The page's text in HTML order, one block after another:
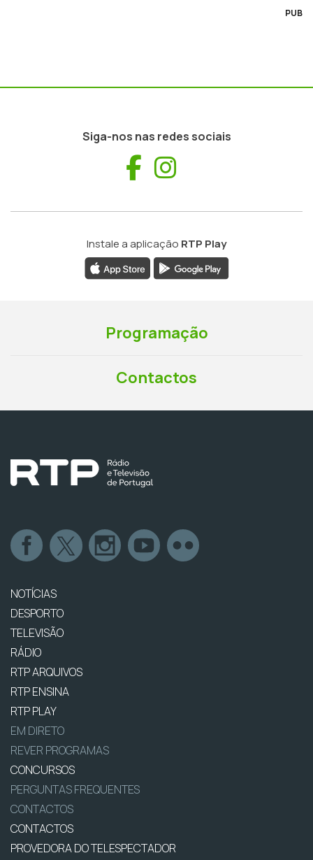
PUB
Siga-nos nas redes sociais
Facebook
Instale a aplicação RTP Play
Programação
Contactos
NOTÍCIAS
DESPORTO
TELEVISÃO
RÁDIO
RTP ARQUIVOS
RTP ENSINA
RTP PLAY
EM DIRETO
REVER PROGRAMAS
CONCURSOS
PERGUNTAS FREQUENTES
CONTACTOS
CONTACTOS
PROVEDORA DO TELESPECTADOR